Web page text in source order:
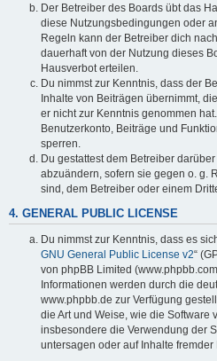
Der Betreiber des Boards übt das
diese Nutzungsbedingungen oder
Regeln kann der Betreiber dich
dauerhaft von der Nutzung dieses
Hausverbot erteilen.
Du nimmst zur Kenntnis, dass der
Inhalte von Beiträgen übernimmt,
er nicht zur Kenntnis genommen
Benutzerkonto, Beiträge und
sperren.
Du gestattest dem Betreiber
abzuändern, sofern sie gegen o. g.
sind, dem Betreiber oder einem
4. GENERAL PUBLIC LICENSE
Du nimmst zur Kenntnis, dass es
GNU General Public License v2“
von phpBB Limited
Informationen werden durch die
www.phpbb.de zur Verfügung
die Art und Weise, wie die Software
insbesondere die Verwendung der
untersagen oder auf Inhalte